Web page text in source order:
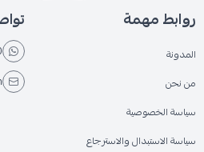
روابط مهمة
المدونة
من نحن
سياسة الخصوصية
سياسة الاستبدال والاسترجاع